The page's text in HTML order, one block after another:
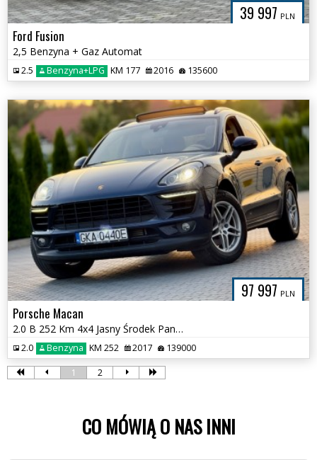
39 997 PLN
Ford Fusion
2,5 Benzyna + Gaz Automat
2.5 Benzyna+LPG KM 177 2016 135600
97 997 PLN
Porsche Macan
2.0 B 252 Km 4x4 Jasny Środek Panorama Maxxx
2.0 Benzyna KM 252 2017 139000
1 2
CO MÓWIĄ O NAS INNI